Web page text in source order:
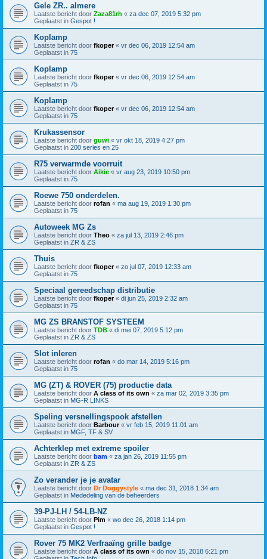
Gele ZR.. almere
Laatste bericht door Zaza81rh « za dec 07, 2019 5:32 pm
Geplaatst in Gespot !
Koplamp
Laatste bericht door fkoper« vr dec 06, 2019 12:54 am
Geplaatst in 75
Koplamp
Laatste bericht door fkoper« vr dec 06, 2019 12:54 am
Geplaatst in 75
Koplamp
Laatste bericht door fkoper« vr dec 06, 2019 12:54 am
Geplaatst in 75
Krukassensor
Laatste bericht door guwi « vr okt 18, 2019 4:27 pm
Geplaatst in 200 series en 25
R75 verwarmde voorruit
Laatste bericht door Aikie « vr aug 23, 2019 10:50 pm
Geplaatst in 75
Roewe 750 onderdelen.
Laatste bericht door rofan « ma aug 19, 2019 1:30 pm
Geplaatst in 75
Autoweek MG Zs
Laatste bericht door Theo « za jul 13, 2019 2:46 pm
Geplaatst in ZR & ZS
Thuis
Laatste bericht door fkoper« zo jul 07, 2019 12:33 am
Geplaatst in 75
Speciaal gereedschap distributie
Laatste bericht door fkoper« di jun 25, 2019 2:32 am
Geplaatst in 75
MG ZS BRANSTOF SYSTEEM
Laatste bericht door TDB « di mei 07, 2019 5:12 pm
Geplaatst in ZR & ZS
Slot inleren
Laatste bericht door rofan « do mar 14, 2019 5:16 pm
Geplaatst in 75
MG (ZT) & ROVER (75) productie data
Laatste bericht door A class of its own « za mar 02, 2019 3:35 pm
Geplaatst in MG-R LINKS
Speling versnellingspook afstellen
Laatste bericht door Barbour« vr feb 15, 2019 11:01 am
Geplaatst in MGF, TF & SV
Achterklep met extreme spoiler
Laatste bericht door bam « za jan 26, 2019 11:55 pm
Geplaatst in ZR & ZS
Zo verander je je avatar
Laatste bericht door Dr Doggystyle « ma dec 31, 2018 1:34 am
Geplaatst in Mededeling van de beheerders
39-PJ-LH / 54-LB-NZ
Laatste bericht door Pim « wo dec 26, 2018 1:14 pm
Geplaatst in Gespot !
Rover 75 MK2 Verfraaïng grille badge
Laatste bericht door A class of its own « do nov 15, 2018 6:21 pm